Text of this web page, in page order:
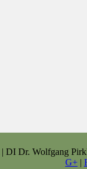
| DI Dr. Wolfgang
G+|